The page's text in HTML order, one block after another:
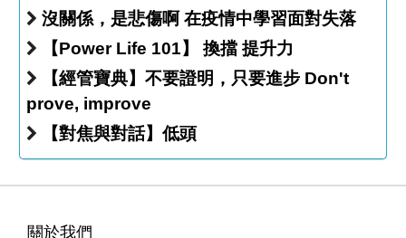
沒關係，是悲傷啊 在疫情中學習面對失落
【Power Life 101】 換擋 提升力
【經管寶典】不要證明，只要進步 Don't
prove, improve
【對焦與對話】低頭
關於我們